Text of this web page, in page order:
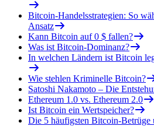
Bitcoin-Handelsstrategien: So
Ansatz
Kann Bitcoin auf 0 $ fallen?
Was ist Bitcoin-Dominanz?
In welchen Ländern ist Bitcoin
Wie stehlen Kriminelle Bitcoin?
Satoshi Nakamoto – Die
Ethereum 1.0 vs. Ethereum 2.0
Ist Bitcoin ein Wertspeicher?
Die 5 häufigsten Bitcoin-Betrüge